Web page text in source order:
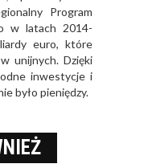
Program
w latach 2014-
euro, które
unijnych. Dzięki
inwestycje i
było pieniędzy.